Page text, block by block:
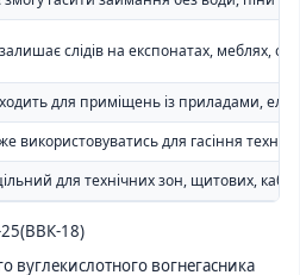
слідів на експонатах, меблях,
для приміщень із приладами,
використовуватись для гасіння
для технічних зон, щитових,
25(ВВК-18)
вуглекислотного вогнегасника